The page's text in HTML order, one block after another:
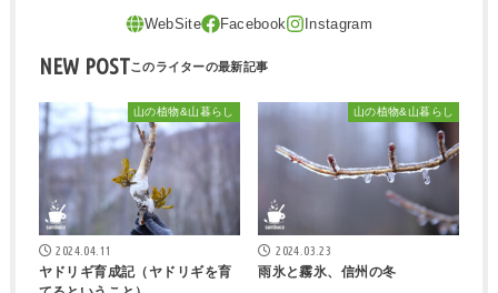
NEW POST
山の植物&山暮らし
2024.04.11
ヤドリギ育成記（ヤドリギを育
山の植物&山暮らし
2024.03.23
雨氷と霧氷、信州の冬